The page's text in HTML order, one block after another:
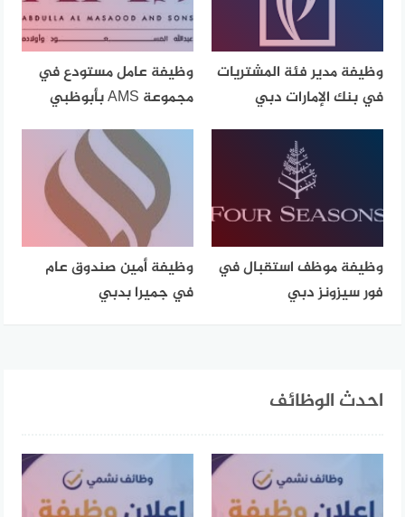
وظيفة مدير فئة المشتريات
في بنك الإمارات دبي
وظيفة عامل مستودع في
مجموعة AMS بأبوظبي
وظيفة موظف استقبال في
فور سيزونز دبي
وظيفة أمين صندوق عام
في جميرا بدبي
احدث الوظائف